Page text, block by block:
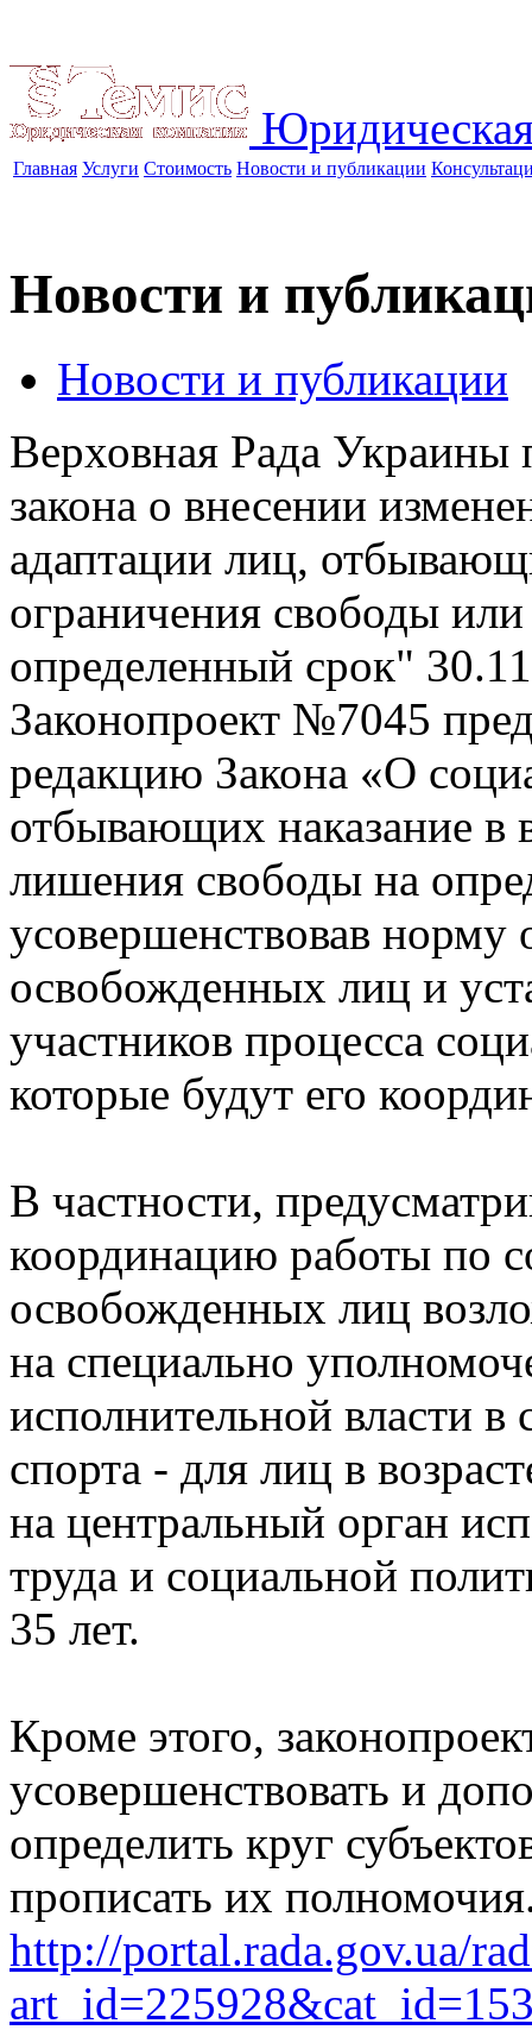
Главная Услуги Стоимость Новости и публикации
Новости и
Новости и публикации
Верховная Рада Украины
закона о внесении
адаптации лиц,
ограничения свободы
определенный срок"
Законопроект №7045
редакцию Закона «О
отбывающих наказание в
лишения свободы на
усовершенствовав норму
освобожденных лиц и
участников процесса
которые будут его
В частности,
координацию работы по
освобожденных лиц
на специально
исполнительной власти
спорта - для лиц в
на центральный орган
труда и социальной
35 лет.
Кроме этого,
усовершенствовать и
определить круг
прописать их
http://portal.rada.gov.ua/